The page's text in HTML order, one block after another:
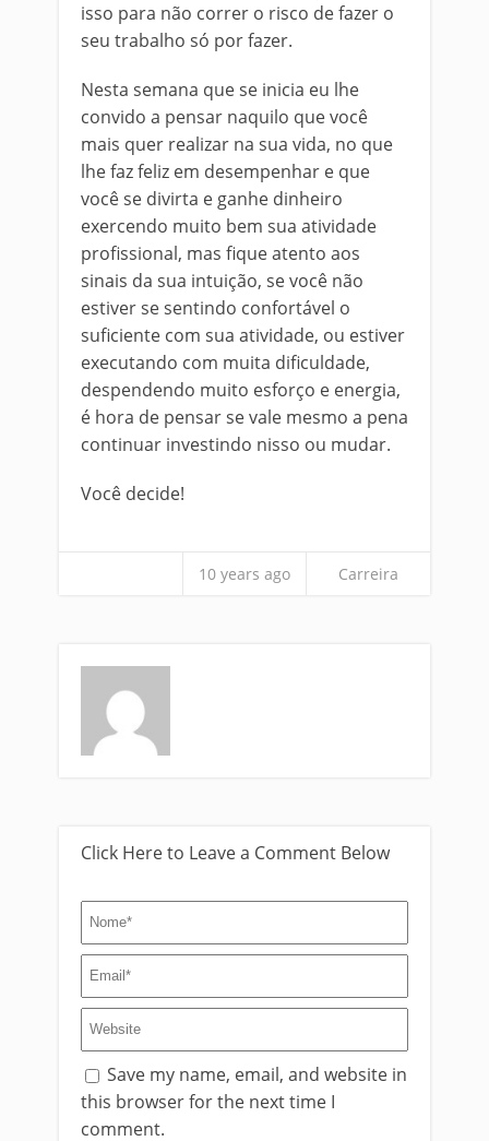
isso para não correr o risco de fazer o
seu trabalho só por fazer.
Nesta semana que se inicia eu lhe
convido a pensar naquilo que você
mais quer realizar na sua vida, no que
lhe faz feliz em desempenhar e que
você se divirta e ganhe dinheiro
exercendo muito bem sua atividade
profissional, mas fique atento aos
sinais da sua intuição, se você não
estiver se sentindo confortável o
suficiente com sua atividade, ou estiver
executando com muita dificuldade,
despendendo muito esforço e energia,
é hora de pensar se vale mesmo a pena
continuar investindo nisso ou mudar.
Você decide!
10 years ago Carreira
Click Here to Leave a Comment Below
Save my name, email, and website in
this browser for the next time I
comment.